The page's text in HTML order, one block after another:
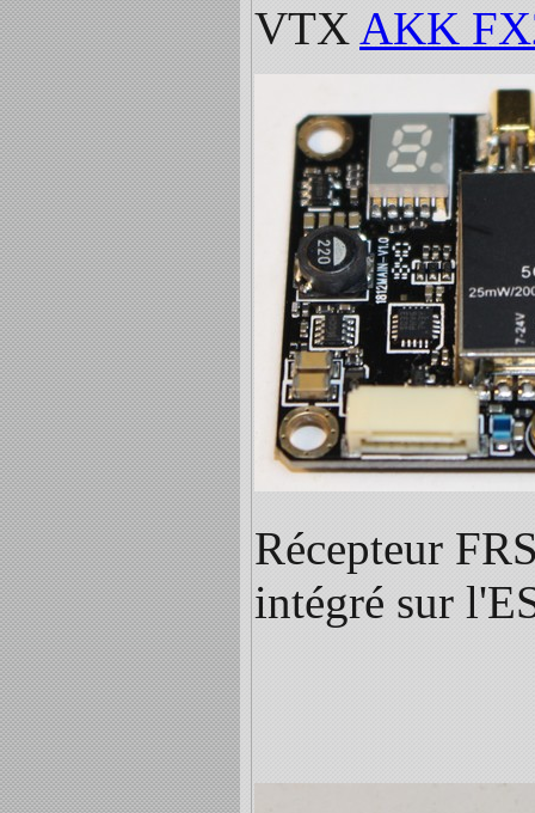
VTX AKK
Récepteur
intégré sur